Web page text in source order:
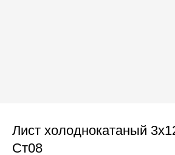
Лист холоднокатаный
Ст08